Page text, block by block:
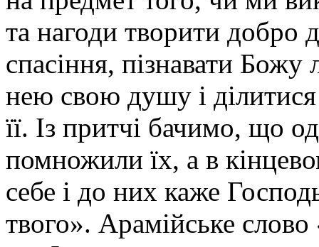
та нагоди творити добро
спасіння, пізнавати
нею свою душу і
її. Із притчі бачимо, що
помножили їх, а в
себе і до них каже
твого». Арамійське слово